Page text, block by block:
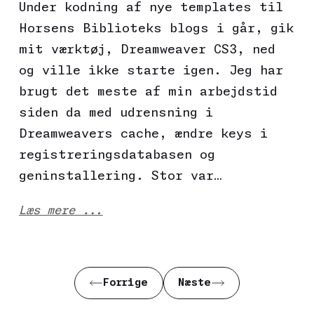
Under kodning af nye templates til
Horsens Biblioteks blogs i går, gik
mit værktøj, Dreamweaver CS3, ned
og ville ikke starte igen. Jeg har
brugt det meste af min arbejdstid
siden da med udrensning i
Dreamweavers cache, ændre keys i
registreringsdatabasen og
geninstallering. Stor var…
Læs mere ...
Forrige Næste